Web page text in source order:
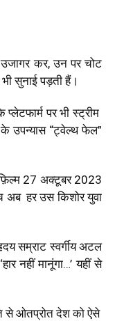
उजागर कर, उन पर चोट
सुनाई पड़ती हैं।
पर भी स्ट्रीम
के उपन्यास “ट्वेल्थ फेल”
27 अक्टूबर 2023
अब हर उस किशोर युवा
सम्राट स्वर्गीय अटल
नहीं मानूंगा…’ यहीं से
से ओतप्रोत देश को ऐसे